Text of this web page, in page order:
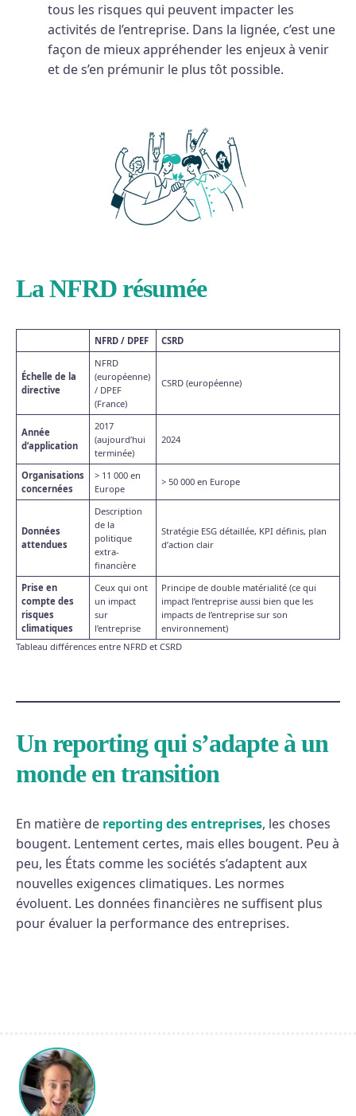
tous les risques qui peuvent impacter les
activités de l’entreprise. Dans la lignée, c’est une
façon de mieux appréhender les enjeux à venir
et de s’en prémunir le plus tôt possible.
La NFRD résumée
NFRD / DPEF CSRD
Échelle de la
directive
NFRD
(européenne)
/ DPEF
(France)
CSRD (européenne)
Année
d’application
2017
(aujourd’hui
terminée)
2024
Organisations
concernées
> 11 000 en
Europe
> 50 000 en Europe
Données
attendues
Description
de la
politique
extra-
financière
Stratégie ESG détaillée, KPI définis, plan
d’action clair
Prise en
compte des
risques
climatiques
Ceux qui ont
un impact
sur
l’entreprise
Principe de double matérialité (ce qui
impact l’entreprise aussi bien que les
impacts de l’entreprise sur son
environnement)
Tableau différences entre NFRD et CSRD
Un reporting qui s’adapte à un
monde en transition
En matière de reporting des entreprises, les choses
bougent. Lentement certes, mais elles bougent. Peu à
peu, les États comme les sociétés s’adaptent aux
nouvelles exigences climatiques. Les normes
évoluent. Les données financières ne suffisent plus
pour évaluer la performance des entreprises.